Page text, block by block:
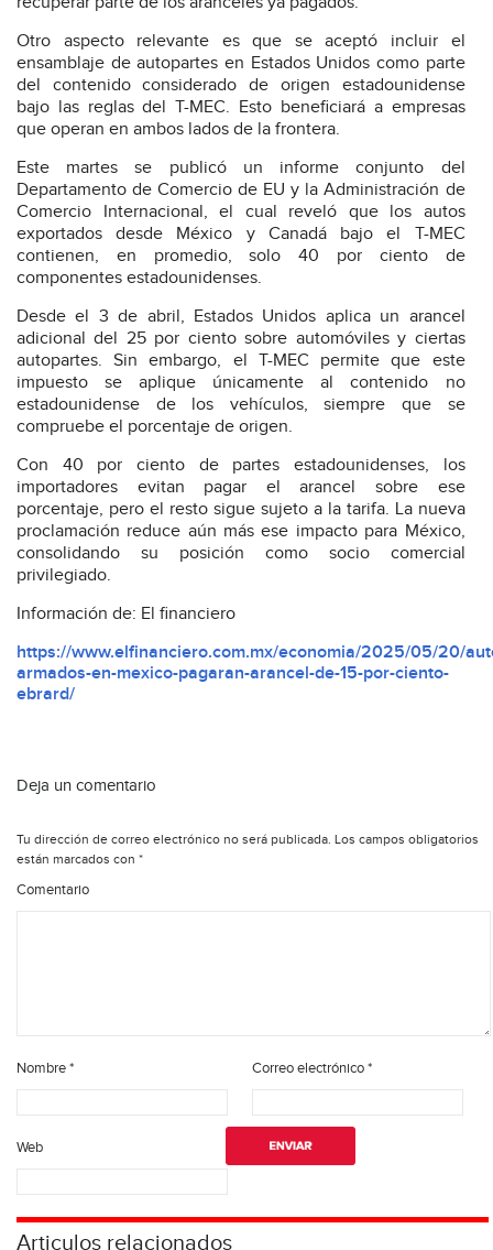
Otro aspecto relevante es que se aceptó incluir el
ensamblaje de autopartes en Estados Unidos como parte
del contenido considerado de origen estadounidense
bajo las reglas del T-MEC. Esto beneficiará a empresas
que operan en ambos lados de la frontera.
Este martes se publicó un informe conjunto del
Departamento de Comercio de EU y la Administración de
Comercio Internacional, el cual reveló que los autos
exportados desde México y Canadá bajo el T-MEC
contienen, en promedio, solo 40 por ciento de
componentes estadounidenses.
Desde el 3 de abril, Estados Unidos aplica un arancel
adicional del 25 por ciento sobre automóviles y ciertas
autopartes. Sin embargo, el T-MEC permite que este
impuesto se aplique únicamente al contenido no
estadounidense de los vehículos, siempre que se
compruebe el porcentaje de origen.
Con 40 por ciento de partes estadounidenses, los
importadores evitan pagar el arancel sobre ese
porcentaje, pero el resto sigue sujeto a la tarifa. La nueva
proclamación reduce aún más ese impacto para México,
consolidando su posición como socio comercial
privilegiado.
Información de: El financiero
https://www.elfinanciero.com.mx/economia/2025/05/20/
armados-en-mexico-pagaran-arancel-de-15-por-ciento-
ebrard/
Deja un comentario
Tu dirección de correo electrónico no será publicada. Los campos obligatorios
están marcados con *
Comentario
Nombre* Correo electrónico*
Web
Articulos relacionados